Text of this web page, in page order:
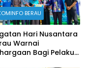
BERAU
Hari Nusantara
Warnai
Bagi Pelaku